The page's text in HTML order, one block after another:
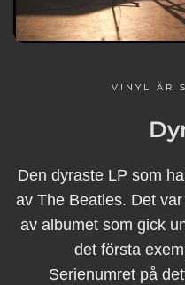
VINYL ÄR
Den dyraste LP som
av The Beatles. Det
av albumet som gick
det första
Serienumret på